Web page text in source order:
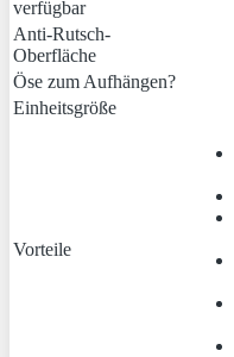
verfügbar
Anti-Rutsch-
Oberfläche
Öse zum Aufhängen?
Einheitsgröße
Vorteile